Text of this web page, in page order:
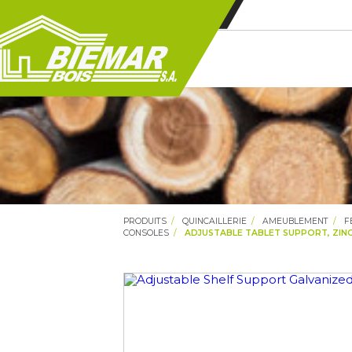
PRODUITS QUINCAILLERIE AMEUBLEMENT
CONSOLES
ADJUSTABLE TABLET SUPPORT,